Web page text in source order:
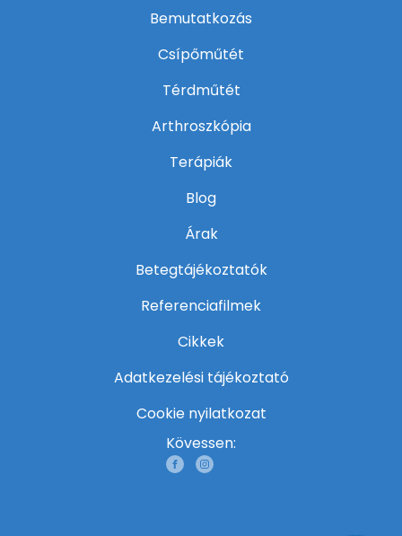
Bemutatkozás
Csípőműtét
Térdműtét
Arthroszkópia
Terápiák
Blog
Árak
Betegtájékoztatók
Referenciafilmek
Cikkek
Adatkezelési tájékoztató
Cookie nyilatkozat
Kövessen: